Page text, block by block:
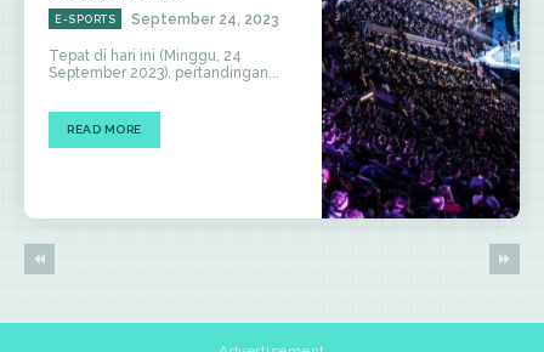
E-SPORTS September 24, 2023
Tepat di hari ini (Minggu, 24
September 2023), pertandingan...
READ MORE